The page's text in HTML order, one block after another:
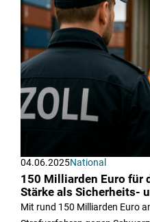
04.06.2025National
150 Milliarden Euro für
Stärke als Sicherheits-
Mit rund 150 Milliarden Euro